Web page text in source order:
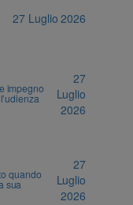
27 Luglio 2026
impegno
27
Luglio
2026
quando
sua
27
Luglio
2026